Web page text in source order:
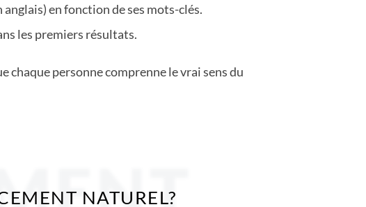
en fonction de ses mots-clés.
les premiers résultats.
chaque personne comprenne le vrai sens du
NATUREL?